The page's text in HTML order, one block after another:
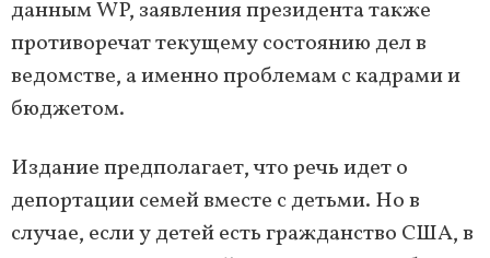
данным WP, заявления президента также
противоречат текущему состоянию дел в
ведомстве, а именно проблемам с кадрами и
бюджетом.
Издание предполагает, что речь идет о
депортации семей вместе с детьми. Но в
случае, если у детей есть гражданство США, в